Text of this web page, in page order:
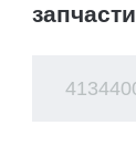
запчасти